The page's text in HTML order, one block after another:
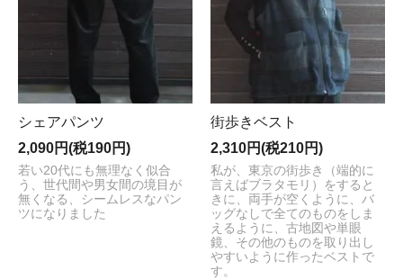
シェアパンツ
2,090円(税190円)
若い20代にも無理なく似合
う、世代間や男女間の境目が
無くなる、シームレスなパン
ツになりました
街歩きベスト
2,310円(税210円)
私が、東京の街歩き（端的に
言えばブラタモリ）をすると
きに、両手が空くように、バ
ッグなしで全てのものをしま
えるように、古地図や単眼
鏡、その他のものを取り出し
やすいように作ったベストで
す。